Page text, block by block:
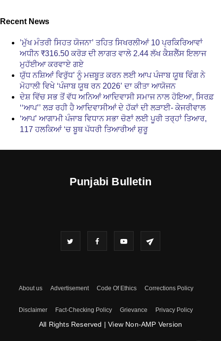
Recent News
’ਮੁੱਖ ਮੰਤਰੀ ਸਿਹਤ ਯੋਜਨਾ’ ਤਹਿਤ ਸਿਖਰਲੀਆਂ 10 ਪ੍ਰਕਿਰਿਆਵਾਂ
ਅਧੀਨ ₹316.50 ਕਰੋੜ ਦੀ ਲਾਗਤ ਵਾਲੇ 2.44 ਲੱਖ ਕੈਸ਼ਲੈੱਸ ਇਲਾਜ
ਮੁਹੱਈਆ ਕਰਵਾਏ ਗਏ
ਯੁੱਧ ਨਸ਼ਿਆਂ ਵਿਰੁੱਧ’ ਨੂੰ ਮਜ਼ਬੂਤ ਕਰਨ ਲਈ ਆਪ ਪੰਜਾਬ ਯੂਥ ਵਿੰਗ ਨੇ
ਮੋਹਾਲੀ ਵਿਖੇ ‘ਪੰਜਾਬ ਯੂਥ ਰਨ 2026’ ਦਾ ਕੀਤਾ ਆਯੋਜਨ
ਦੇਸ਼ ਵਿੱਚ ਸਭ ਤੋਂ ਵੱਧ ਅਨਿਆਂ ਆਦਿਵਾਸੀ ਸਮਾਜ ਨਾਲ ਹੋਇਆ, ਸਿਰਫ਼
‘‘ਆਪ’’ ਲੜ ਰਹੀ ਹੈ ਆਦਿਵਾਸੀਆਂ ਦੇ ਹੱਕਾਂ ਦੀ ਲੜਾਈ- ਕੇਜਰੀਵਾਲ
‘ਆਪ’ ਆਗਾਮੀ ਪੰਜਾਬ ਵਿਧਾਨ ਸਭਾ ਚੋਣਾਂ ਲਈ ਪੂਰੀ ਤਰ੍ਹਾਂ ਤਿਆਰ,
117 ਹਲਕਿਆਂ ‘ਚ ਬੂਥ ਪੱਧਰੀ ਤਿਆਰੀਆਂ ਸ਼ੁਰੂ
Punjabi Bulletin
About us Advertisement Code Of Ethics Corrections Policy
Disclaimer Fact-Checking Policy Grievance Privacy Policy
All Rights Reserved | View Non-AMP Version